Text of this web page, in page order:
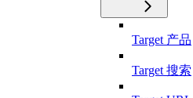
Target 产品
Target 搜索